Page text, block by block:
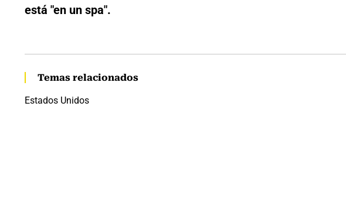
está "en un spa".
Temas relacionados
Estados Unidos